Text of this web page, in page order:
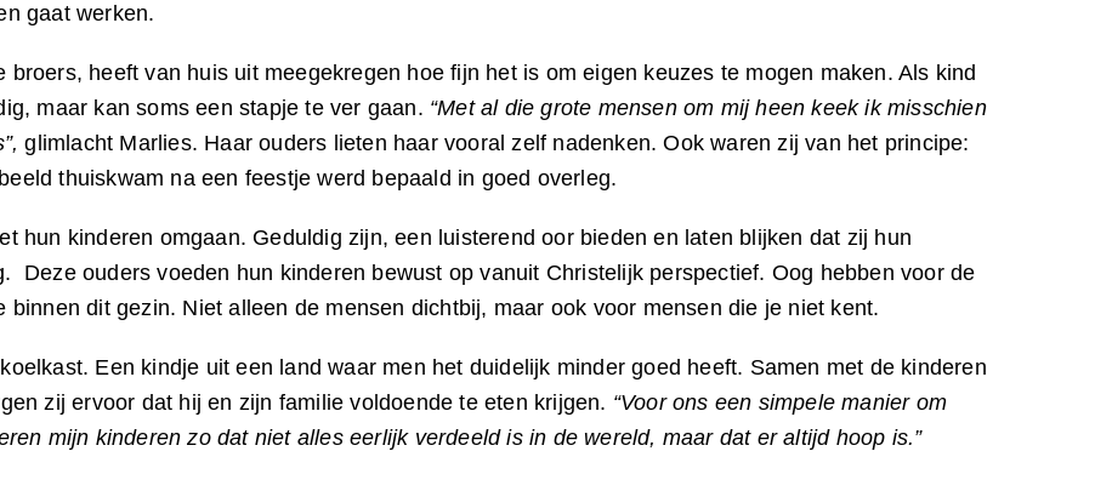
gaat werken.
heeft van huis uit meegekregen hoe fijn het is om eigen keuzes te mogen maken. Als kind
maar kan soms een stapje te ver gaan. “Met al die grote mensen om mij heen keek ik misschien
glimlacht Marlies. Haar ouders lieten haar vooral zelf nadenken. Ook waren zij van het principe:
thuiskwam na een feestje werd bepaald in goed overleg.
hun kinderen omgaan. Geduldig zijn, een luisterend oor bieden en laten blijken dat zij hun
Deze ouders voeden hun kinderen bewust op vanuit Christelijk perspectief. Oog hebben voor de
dit gezin. Niet alleen de mensen dichtbij, maar ook voor mensen die je niet kent.
Een kindje uit een land waar men het duidelijk minder goed heeft. Samen met de kinderen
zij ervoor dat hij en zijn familie voldoende te eten krijgen. “Voor ons een simpele manier om
mijn kinderen zo dat niet alles eerlijk verdeeld is in de wereld, maar dat er altijd hoop is.”